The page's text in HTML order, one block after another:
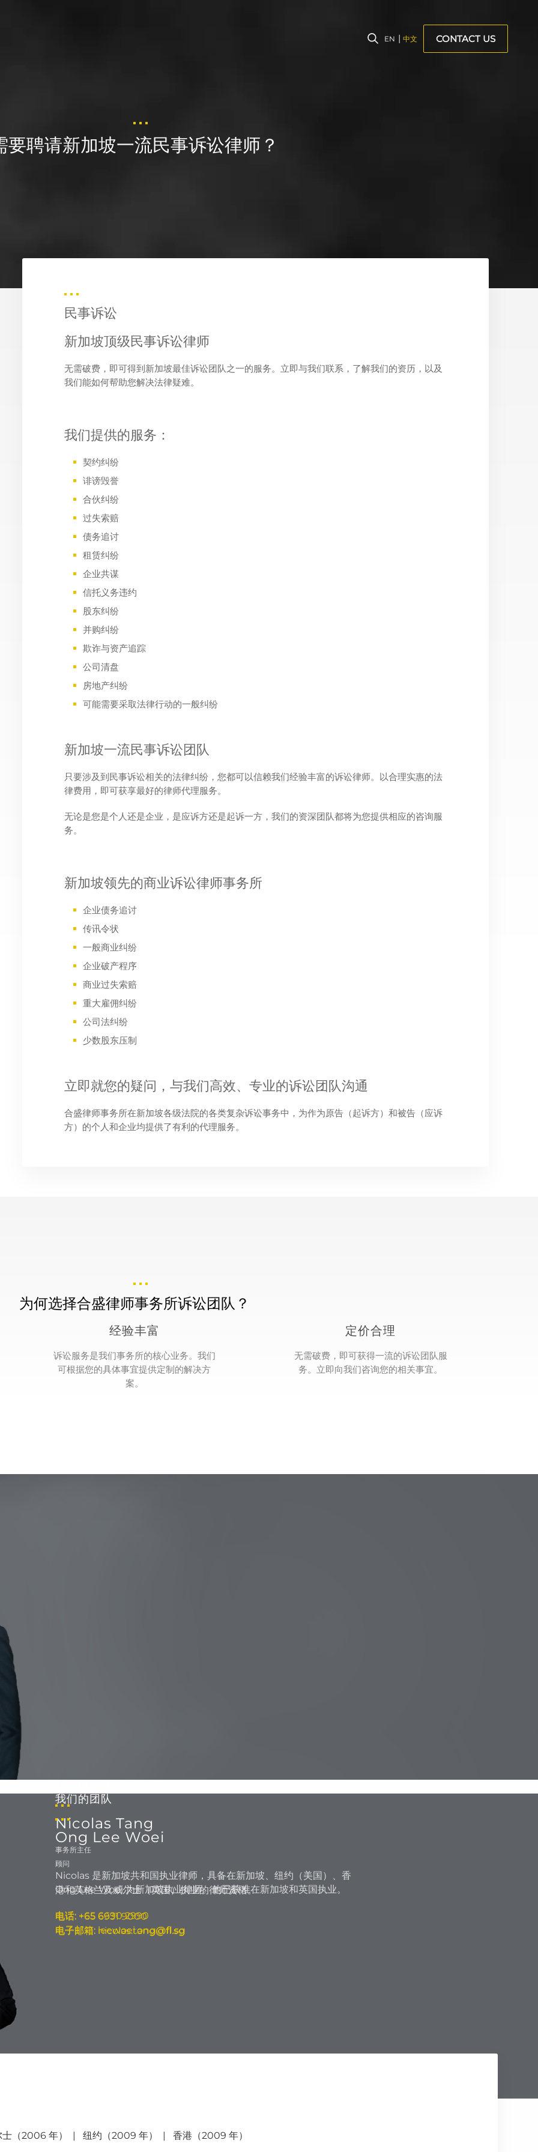
EN 中文 CONTACT US
要聘请新加坡一流民事诉讼律师？
民事诉讼
新加坡顶级民事诉讼律师
无需破费，即可得到新加坡最佳诉讼团队之一的服务。立即与我们联系，了解我们的资历，以及
我们能如何帮助您解决法律疑难。
我们提供的服务：
契约纠纷
诽谤毁誉
合伙纠纷
过失索赔
债务追讨
租赁纠纷
企业共谋
信托义务违约
股东纠纷
并购纠纷
欺诈与资产追踪
公司清盘
房地产纠纷
可能需要采取法律行动的一般纠纷
新加坡一流民事诉讼团队
只要涉及到民事诉讼相关的法律纠纷，您都可以信赖我们经验丰富的诉讼律师。以合理实惠的法
律费用，即可获享最好的律师代理服务。
无论是您是个人还是企业，是应诉方还是起诉一方，我们的资深团队都将为您提供相应的咨询服
务。
新加坡领先的商业诉讼律师事务所
企业债务追讨
传讯令状
一般商业纠纷
企业破产程序
商业过失索赔
重大雇佣纠纷
公司法纠纷
少数股东压制
立即就您的疑问，与我们高效、专业的诉讼团队沟通
合盛律师事务所在新加坡各级法院的各类复杂诉讼事务中，为作为原告（起诉方）和被告（应诉
方）的个人和企业均提供了有利的代理服务。
为何选择合盛律师事务所诉讼团队？
经验丰富
诉讼服务是我们事务所的核心业务。我们
可根据您的具体事宜提供定制的解决方
案。
定价合理
无需破费，即可获得一流的诉讼团队服
务。立即向我们咨询您的相关事宜。
Nicolas Tang
事务所主任
Nicolas 是新加坡共和国执业律师，具备在新加坡、纽约（美国）、香
港和英格兰及威尔士（英国）执业的律师资格。
电话: +65 6931 9000
电子邮箱: nicolas.tang@fl.sg
我们的团队
Ong Lee Woei
顾问
Ong Lee Woei 为新加坡执业律师。他已获准在新加坡和英国执业。
电话: +65 6690 2990
电子邮箱: leewoei.ong@fl.sg
Jolene Gwee
（2006 年） | 纽约（2009 年） | 香港（2009 年）